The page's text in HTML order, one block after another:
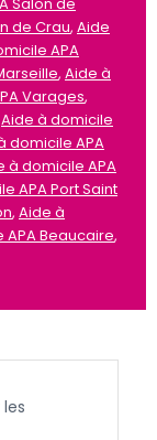
de Crau, Aide
APA
, Aide à
Varages,
Aide à domicile
domicile APA
à domicile APA
APA Port Saint
, Aide à
Beaucaire,